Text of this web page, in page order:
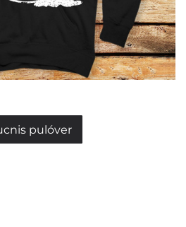
pulóver